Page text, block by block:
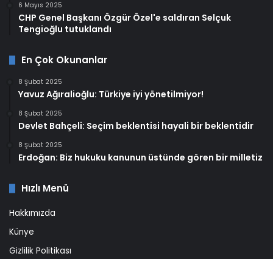
6 Mayıs 2025
CHP Genel Başkanı Özgür Özel'e saldıran Selçuk
Tengioğlu tutuklandı
En Çok Okunanlar
8 Şubat 2025
Yavuz Ağıralioğlu: Türkiye iyi yönetilmiyor!
8 Şubat 2025
Devlet Bahçeli: Seçim beklentisi hayali bir beklentidir
8 Şubat 2025
Erdoğan: Biz hukuku kanunun üstünde gören bir milletiz
Hızlı Menü
Hakkımızda
Künye
Gizlilik Politikası